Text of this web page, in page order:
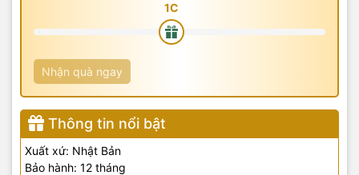
Nhận quà ngay
Thông tin nổi bật
Xuất xứ: Nhật Bản
Bảo hành: 12 tháng